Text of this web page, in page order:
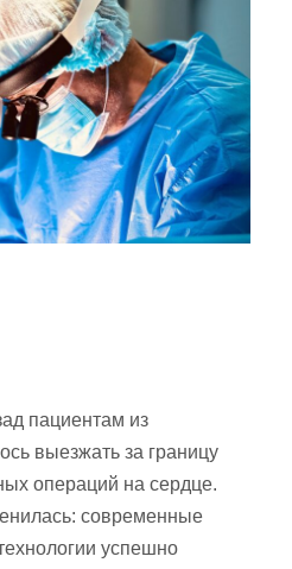
пациентам из
выезжать за границу
операций на сердце.
современные
успешно